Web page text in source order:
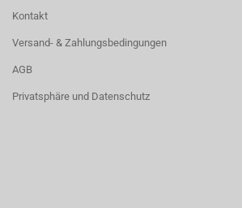
Kontakt
Versand- & Zahlungsbedingungen
AGB
Privatsphäre und Datenschutz